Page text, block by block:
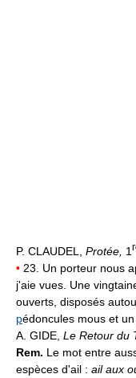
P. CLAUDEL, Protée, 1
• 23. Un porteur nous
j'aie vues. Une
ouverts, disposés
pédoncules mous et
A. GIDE, Le Retour du
Rem. Le mot entre
espèces d'ail : ail aux